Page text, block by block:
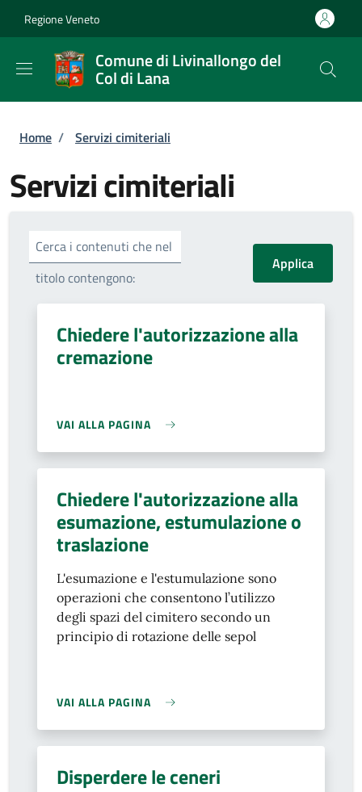
Regione Veneto
Comune di Livinallongo del
Col di Lana
Briciole di pane
Home / Servizi cimiteriali
Servizi cimiteriali
Cerca i contenuti che nel
titolo contengono:
Chiedere l'autorizzazione alla
cremazione
VAI ALLA PAGINA
Chiedere l'autorizzazione alla
esumazione, estumulazione o
traslazione
L'esumazione e l'estumulazione sono
operazioni che consentono l’utilizzo
degli spazi del cimitero secondo un
principio di rotazione delle sepol
VAI ALLA PAGINA
Disperdere le ceneri